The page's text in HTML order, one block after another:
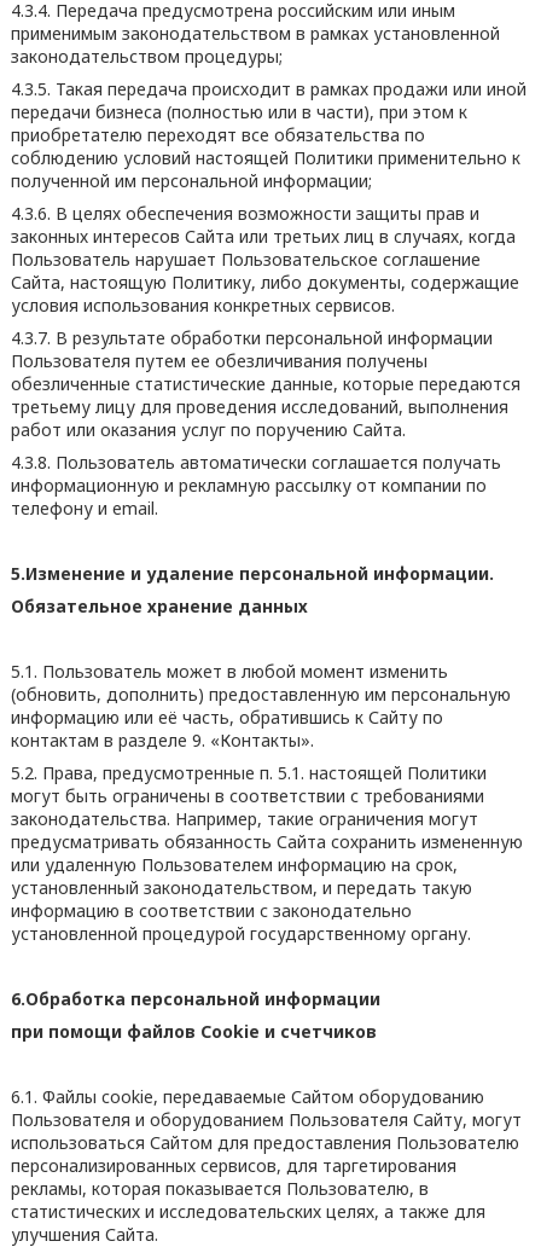
4.3.4. Передача предусмотрена российским или иным
применимым законодательством в рамках установленной
законодательством процедуры;
4.3.5. Такая передача происходит в рамках продажи или иной
передачи бизнеса (полностью или в части), при этом к
приобретателю переходят все обязательства по
соблюдению условий настоящей Политики применительно к
полученной им персональной информации;
4.3.6. В целях обеспечения возможности защиты прав и
законных интересов Сайта или третьих лиц в случаях, когда
Пользователь нарушает Пользовательское соглашение
Сайта, настоящую Политику, либо документы, содержащие
условия использования конкретных сервисов.
4.3.7. В результате обработки персональной информации
Пользователя путем ее обезличивания получены
обезличенные статистические данные, которые передаются
третьему лицу для проведения исследований, выполнения
работ или оказания услуг по поручению Сайта.
4.3.8. Пользователь автоматически соглашается получать
информационную и рекламную рассылку от компании по
телефону и email.
5.Изменение и удаление персональной информации.
Обязательное хранение данных
5.1. Пользователь может в любой момент изменить
(обновить, дополнить) предоставленную им персональную
информацию или её часть, обратившись к Сайту по
контактам в разделе 9. «Контакты».
5.2. Права, предусмотренные п. 5.1. настоящей Политики
могут быть ограничены в соответствии с требованиями
законодательства. Например, такие ограничения могут
предусматривать обязанность Сайта сохранить измененную
или удаленную Пользователем информацию на срок,
установленный законодательством, и передать такую
информацию в соответствии с законодательно
установленной процедурой государственному органу.
6.Обработка персональной информации
при помощи файлов Cookie и счетчиков
6.1. Файлы cookie, передаваемые Сайтом оборудованию
Пользователя и оборудованием Пользователя Сайту, могут
использоваться Сайтом для предоставления Пользователю
персонализированных сервисов, для таргетирования
рекламы, которая показывается Пользователю, в
статистических и исследовательских целях, а также для
улучшения Сайта.